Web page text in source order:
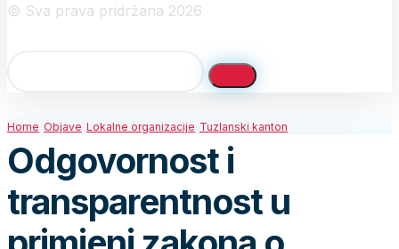
© Sva prava pridržana 2026
Home Objave Lokalne organizacije Tuzlanski kanton
Odgovornost i
transparentnost u